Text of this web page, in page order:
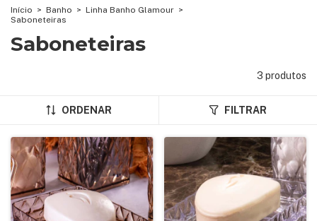
Início > Banho > Linha Banho Glamour >
Saboneteiras
Saboneteiras
3 produtos
ORDENAR FILTRAR